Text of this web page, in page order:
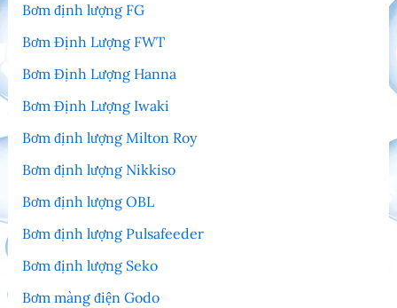
Bơm định lượng FG
Bơm Định Lượng FWT
Bơm Định Lượng Hanna
Bơm Định Lượng Iwaki
Bơm định lượng Milton Roy
Bơm định lượng Nikkiso
Bơm định lượng OBL
Bơm định lượng Pulsafeeder
Bơm định lượng Seko
Bơm màng điện Godo